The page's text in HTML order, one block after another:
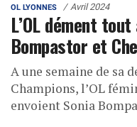
OL LYONNES Avril 2024
L’OL dément
Bompastor et
A une semaine de sa
Champions, l’OL
envoient Sonia